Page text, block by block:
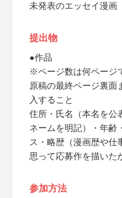
未発表のエッセイ漫画
提出物
●作品
※ページ数は何ページ
原稿の最終ページ裏面
入すること
住所・氏名（本名を公
ネームを明記）・年齢
ス・略歴（漫画歴や仕
思って応募作を描いた
参加方法